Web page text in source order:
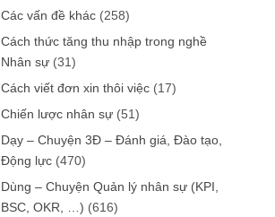
Các vấn đề khác (258)
Cách thức tăng thu nhập trong nghề
Nhân sự (31)
Cách viết đơn xin thôi việc (17)
Chiến lược nhân sự (51)
Dạy – Chuyện 3Đ – Đánh giá, Đào tạo,
Động lực (470)
Dùng – Chuyện Quản lý nhân sự (KPI,
BSC, OKR, …) (616)